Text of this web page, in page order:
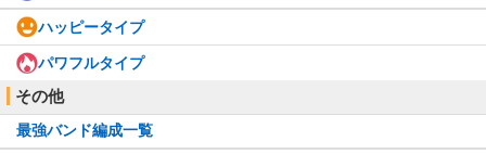
ハッピータイプ
パワフルタイプ
その他
最強バンド編成一覧